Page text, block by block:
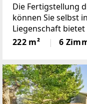
Die Fertigstellung
können Sie selbst
Liegenschaft
ein
Lassen Sie Ihrer
222 m² 6